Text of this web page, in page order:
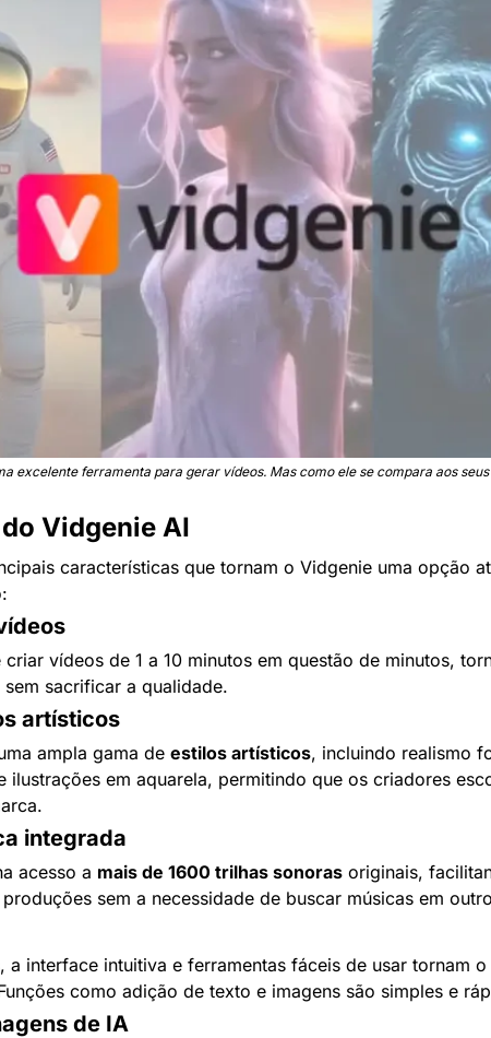
excelente ferramenta para gerar vídeos. Mas como ele se compara aos
Vidgenie AI
características que tornam o Vidgenie uma opção
criar vídeos de 1 a 10 minutos em questão de minutos,
sacrificar a qualidade.
artísticos
ampla gama de estilos artísticos, incluindo realismo
ilustrações em aquarela, permitindo que os criadores
integrada
acesso a mais de 1600 trilhas sonoras originais,
sem a necessidade de buscar músicas em
a interface intuitiva e ferramentas fáceis de usar tornam
como adição de texto e imagens são simples e
de IA